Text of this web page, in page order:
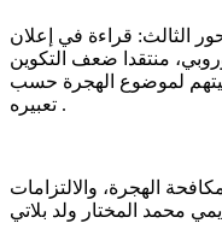
الثالث: قراءة في إعلان
منتقدا ضعف التكوين
لموضوع الهجرة حسب
تعبيره .
الهجرة، والالتزامات